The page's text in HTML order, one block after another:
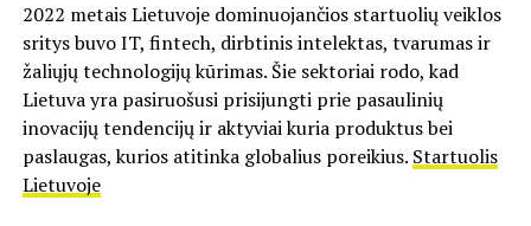
2022 metais Lietuvoje dominuojančios startuolių veiklos
sritys buvo IT, fintech, dirbtinis intelektas, tvarumas ir
žaliųjų technologijų kūrimas. Šie sektoriai rodo, kad
Lietuva yra pasiruošusi prisijungti prie pasaulinių
inovacijų tendencijų ir aktyviai kuria produktus bei
paslaugas, kurios atitinka globalius poreikius. Startuolis
Lietuvoje